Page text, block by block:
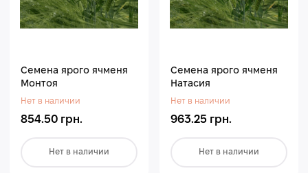
Семена ярого ячменя
Монтоя
Нет в наличии
854.50 грн.
Нет в наличии
Семена ярого ячменя
Натасия
Нет в наличии
963.25 грн.
Нет в наличии